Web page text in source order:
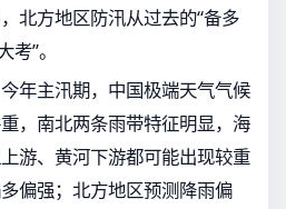
北方地区防汛从过去的“备多
”。
年主汛期，中国极端天气气候
，南北两条雨带特征明显，海
游、黄河下游都可能出现较重
偏强；北方地区预测降雨偏